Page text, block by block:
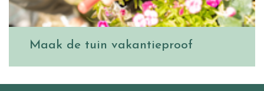
Maak de tuin vakantieproof